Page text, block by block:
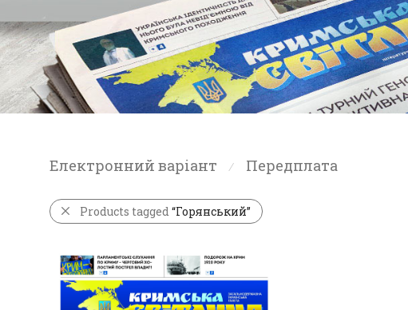
Електронний варіант ⁄ Передплата
Products tagged“Горянський”